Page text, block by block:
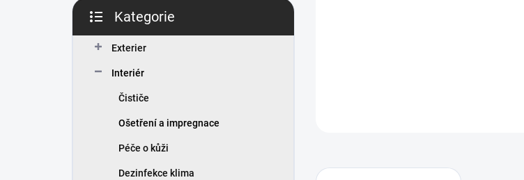
p
n
kategorie
Kategorie
Exterier
Interiér
Čističe
Ošetření a impregnace
Péče o kůži
Dezinfekce klima